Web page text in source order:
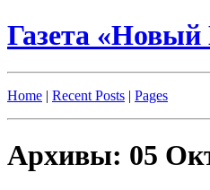
Газета «Новый
Home | Recent Posts | Pages
Архивы: 05